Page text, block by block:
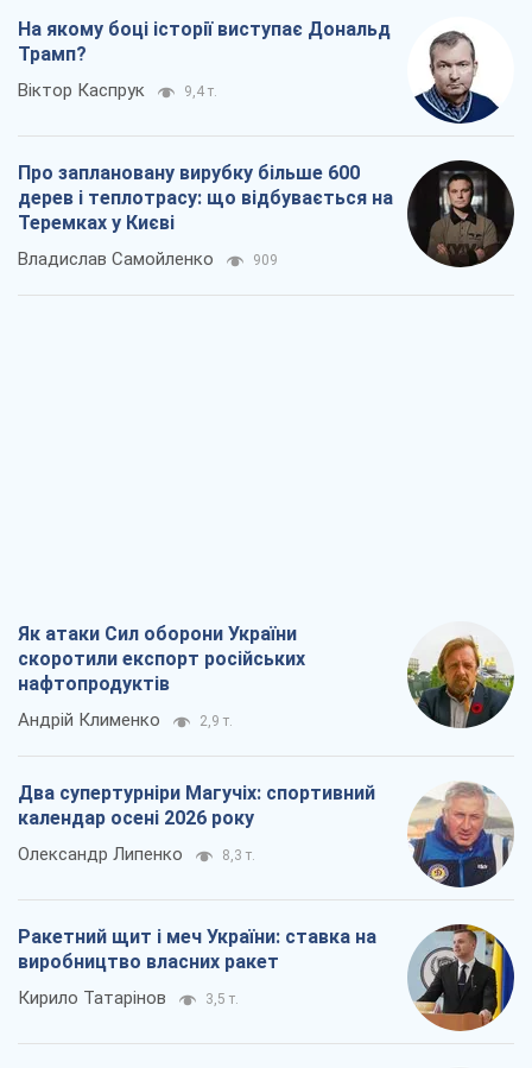
На якому боці історії виступає Дональд
Трамп?
Віктор Каспрук 9,4 т.
Про заплановану вирубку більше 600
дерев і теплотрасу: що відбувається на
Теремках у Києві
Владислав Самойленко 909
Як атаки Сил оборони України
скоротили експорт російських
нафтопродуктів
Андрій Клименко 2,9 т.
Два супертурніри Магучіх: спортивний
календар осені 2026 року
Олександр Липенко 8,3 т.
Ракетний щит і меч України: ставка на
виробництво власних ракет
Кирило Татарінов 3,5 т.